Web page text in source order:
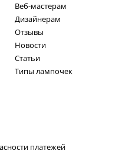
Веб-мастерам
Дизайнерам
Отзывы
Новости
Статьи
Типы лампочек
платежей